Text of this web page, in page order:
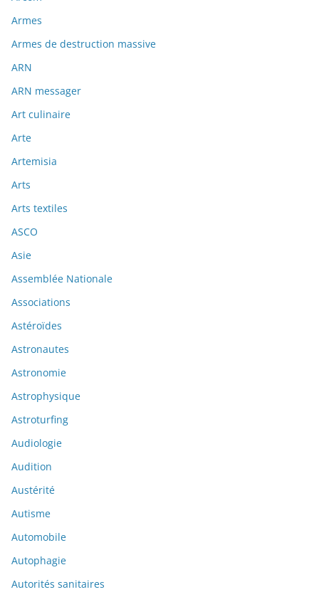
Armes
Armes de destruction massive
ARN
ARN messager
Art culinaire
Arte
Artemisia
Arts
Arts textiles
ASCO
Asie
Assemblée Nationale
Associations
Astéroïdes
Astronautes
Astronomie
Astrophysique
Astroturfing
Audiologie
Audition
Austérité
Autisme
Automobile
Autophagie
Autorités sanitaires